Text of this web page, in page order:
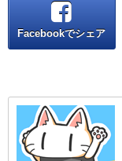
Facebookでシェア